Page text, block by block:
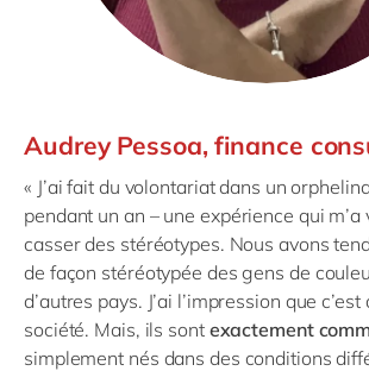
Audrey Pessoa, finance
« J’ai fait du volontariat dans un
pendant un an – une expérience qui
casser des stéréotypes. Nous avons
de façon stéréotypée des gens de
d’autres pays. J’ai l’impression que
société. Mais, ils sont exactement
simplement nés dans des conditions